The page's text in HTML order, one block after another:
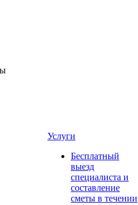
Услуги
Бесплатный
выезд
специалиста и
составление
сметы в течении